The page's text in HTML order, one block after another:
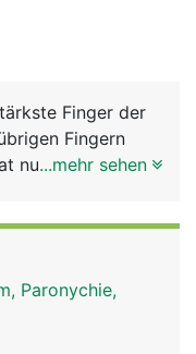
Finger der
Fingern
nur 2
und kann
werden,
...mehr sehen
Paronychie,